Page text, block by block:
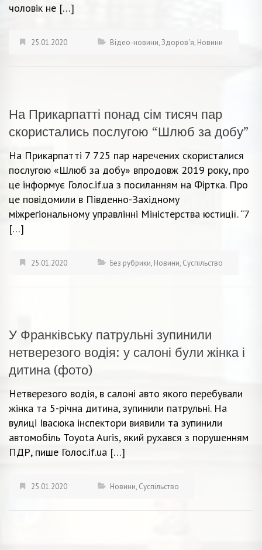
чоловік не […]
25.01.2020 Відео-новини,Здоров'я, Новини
На Прикарпатті понад сім тисяч пар
скористались послугою “Шлюб за добу”
На Прикарпатті 7 725 пар наречених скористалися
послугою «Шлюб за добу» впродовж 2019 року, про
це інформує Голос.if.ua з посиланням на Фіртка. Про
це повідомили в Південно-Західному
міжрегіональному управлінні Міністерства юстиції. “7
[…]
25.01.2020 Без рубрики, Новини, Суспільство
У Франківську патрульні зупинили
нетверезого водія: у салоні були жінка і
дитина (фото)
Нетверезого водія, в салоні авто якого перебували
жінка та 5-річна дитина, зупинили патрульні. На
вулиці Івасюка інспектори виявили та зупинили
автомобіль Toyota Auris, який рухався з порушенням
ПДР, пише Голос.if.ua […]
25.01.2020 Новини, Суспільство